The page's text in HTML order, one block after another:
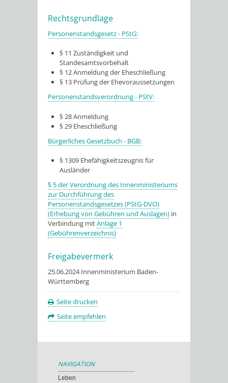
Rechtsgrundlage
Personenstandsgesetz - PStG:
§ 11 Zuständigkeit und
Standesamtsvorbehalt
§ 12 Anmeldung der Eheschließung
§ 13 Prüfung der Ehevoraussetzungen
Personenstandsverordnung - PStV:
§ 28 Anmeldung
§ 29 Eheschließung
Bürgerliches Gesetzbuch - BGB:
§ 1309 Ehefähigkeitszeugnis für
Ausländer
§ 5 der Verordnung des Innenministeriums
zur Durchführung des
Personenstandsgesetzes (PStG-DVO)
(Erhebung von Gebühren und Auslagen) in
Verbindung mitAnlage 1
(Gebührenverzeichnis)
Freigabevermerk
25.06.2024 Innenministerium Baden-
Württemberg
Seite drucken
Seite empfehlen
NAVIGATION
Leben